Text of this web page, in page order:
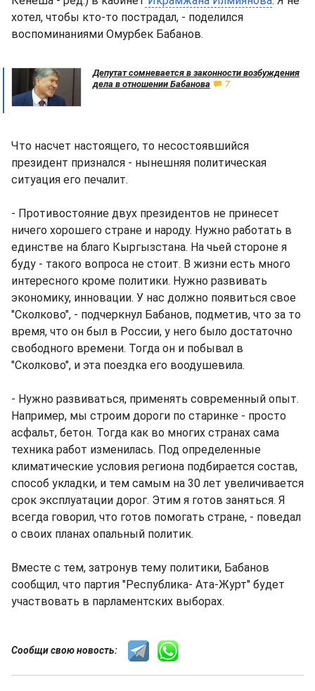
хотел, чтобы кто-то пострадал, - поделился
воспоминаниями Омурбек Бабанов.
Депутат сомневается в законности возбуждения
дела в отношении Бабанова
7
Что насчет настоящего, то несостоявшийся
президент признался - нынешняя политическая
ситуация его печалит.
- Противостояние двух президентов не принесет
ничего хорошего стране и народу. Нужно работать в
единстве на благо Кыргызстана. На чьей стороне я
буду - такого вопроса не стоит. В жизни есть много
интересного кроме политики. Нужно развивать
экономику, инновации. У нас должно появиться свое
"Сколково", - подчеркнул Бабанов, подметив, что за то
время, что он был в России, у него было достаточно
свободного времени. Тогда он и побывал в
"Сколково", и эта поездка его воодушевила.
- Нужно развиваться, применять современный опыт.
Например, мы строим дороги по старинке - просто
асфальт, бетон. Тогда как во многих странах сама
техника работ изменилась. Под определенные
климатические условия региона подбирается состав,
способ укладки, и тем самым на 30 лет увеличивается
срок эксплуатации дорог. Этим я готов заняться. Я
всегда говорил, что готов помогать стране, - поведал
о своих планах опальный политик.
Вместе с тем, затронув тему политики, Бабанов
сообщил, что партия "Республика- Ата-Журт" будет
участвовать в парламентских выборах.
Сообщи свою новость: